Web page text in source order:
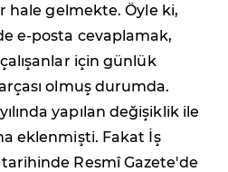
hale gelmekte. Öyle ki,
e-posta cevaplamak,
için günlük
olmuş durumda.
yapılan değişiklik ile
eklenmişti. Fakat İş
Resmî Gazete'de